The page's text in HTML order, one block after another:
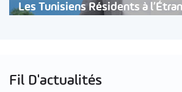
Les Tunisiens Résidents à
Fil D'actualités